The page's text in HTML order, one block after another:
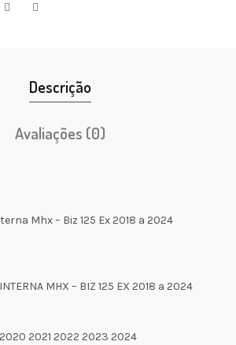
Descrição
Avaliações (0)
Mhx – Biz 125 Ex 2018 a 2024
MHX – BIZ 125 EX 2018 a 2024
2020 2021 2022 2023 2024